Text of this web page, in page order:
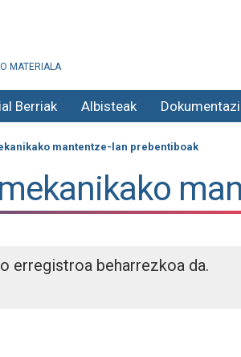
MATERIALA
Berriak Albisteak
mantentze-lan prebentiboak
erregistroa beharrezkoa da.